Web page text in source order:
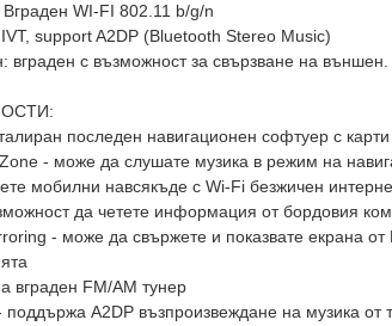
WI-FI 802.11 b/g/n
support A2DP (Bluetooth Stereo Music)
с възможност за свързване на външен.
последен навигационен софтуер с
- може да слушате музика в режим на
мобилни навсякъде с Wi-Fi безжичен
да четете информация от бордовия
- може да свържете и показвате екрана
вграден FM/AM тунер
поддържа A2DP възпроизвеждане на музика от